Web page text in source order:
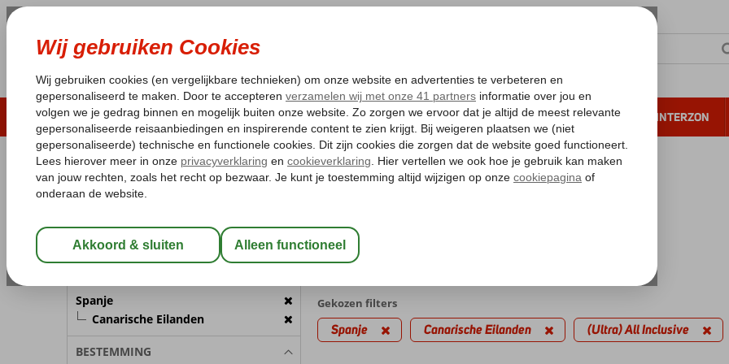
LAST MINUTE ZOMER 2026 ZONVAKANTIE VERRE REIZEN ALL INCLUSIVE WINTERZON
Pakketgarantie Laagsteprijsgarantie* Gratis annuleren*
REISGEZELSCHAP
Wijzig Reisgezelschap
Spanje
Canarische Eilanden
BESTEMMING
Last minute Canarische Eilanden
met (Ultra) All Inclusive
Gekozen filters
Spanje Canarische Eilanden (Ultra) All Inclusive